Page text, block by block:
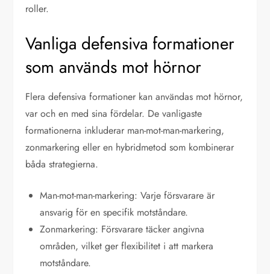
roller.
Vanliga defensiva formationer
som används mot hörnor
Flera defensiva formationer kan användas mot hörnor,
var och en med sina fördelar. De vanligaste
formationerna inkluderar man-mot-man-markering,
zonmarkering eller en hybridmetod som kombinerar
båda strategierna.
Man-mot-man-markering: Varje försvarare är
ansvarig för en specifik motståndare.
Zonmarkering: Försvarare täcker angivna
områden, vilket ger flexibilitet i att markera
motståndare.